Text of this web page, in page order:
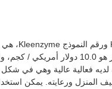
لديه فعالية عالية وهي في
المنزل ورعايته. يمكن